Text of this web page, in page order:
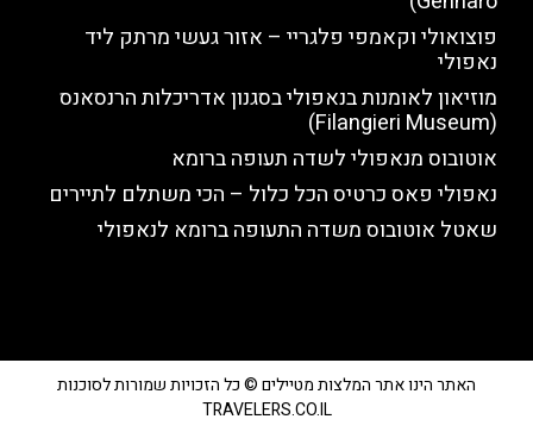
פוצואולי וקאמפי פלגריי – אזור געשי מרתק ליד
נאפולי
מוזיאון לאומנות בנאפולי בסגנון אדריכלות הרנסאנס
(Filangieri Museum)
אוטובוס מנאפולי לשדה תעופה ברומא
נאפולי פאס כרטיס הכל כלול – הכי משתלם לתיירים
שאטל אוטובוס משדה התעופה ברומא לנאפולי
האתר הינו אתר המלצות מטיילים © כל הזכויות שמורות לסוכנות
TRAVELERS.CO.IL